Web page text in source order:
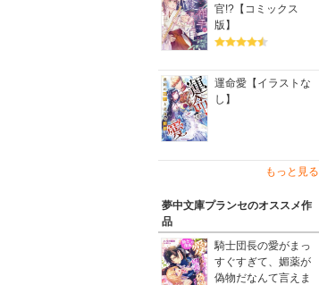
官!?【コミックス
版】
運命愛【イラストな
し】
もっと見る
夢中文庫プランセのオススメ作
品
騎士団長の愛がまっ
すぐすぎて、媚薬が
偽物だなんて言えま